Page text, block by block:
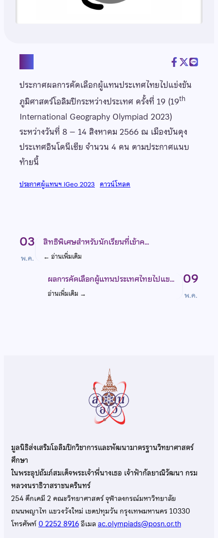
ประกาศผลการคัดเลือกผู้แทนประเทศไทยไปแข่งขัน
ภูมิศาสตร์โอลิมปิกระหว่างประเทศ ครั้งที่ 19 (19th
International Geography Olympiad 2023)
ระหว่างวันที่ 8 – 14 สิงหาคม 2566 ณ เมืองบันดุง
ประเทศอินโดนีเซีย จำนวน 4 คน ตามประกาศแนบ
ท้ายนี้
ประกาศผู้แทนฯ iGeo 2023 ดาวน์โหลด
03
พ.ค.
สิทธิพิเศษสำหรับนักเรียนที่เข้าค…
← อ่านเพิ่มเติม
09
พ.ค.
ผลการคัดเลือกผู้แทนประเทศไทยไปแข…
อ่านเพิ่มเติม →
มูลนิธิส่งเสริมโอลิมปิกวิชาการและพัฒนามาตรฐานวิทยาศาสตร์
ศึกษา
ในพระอุปถัมภ์สมเด็จพระเจ้าพี่นางเธอ เจ้าฟ้ากัลยาณิวัฒนา กรม
หลวงนราธิวาสราชนครินทร์
254 ตึกเคมี 2 คณะวิทยาศาสตร์ จุฬาลงกรณ์มหาวิทยาลัย
ถนนพญาไท แขวงวังใหม่ เขตปทุมวัน กรุงเทพมหานคร 10330
โทรศัพท์ 0 2252 8916อีเมลac.olympiads@posn.or.th